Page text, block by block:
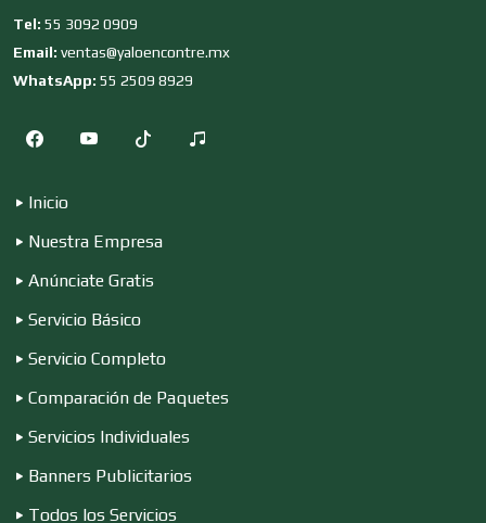
Compresores de aire
Conferencias Empresariales
Control de Plagas
Tel: 55 3092 0909
Email: ventas@yaloencontre.mx
WhatsApp: 55 2509 8929
Inicio
Nuestra Empresa
Anúnciate Gratis
Servicio Básico
Servicio Completo
Comparación de Paquetes
Servicios Individuales
Banners Publicitarios
Todos los Servicios